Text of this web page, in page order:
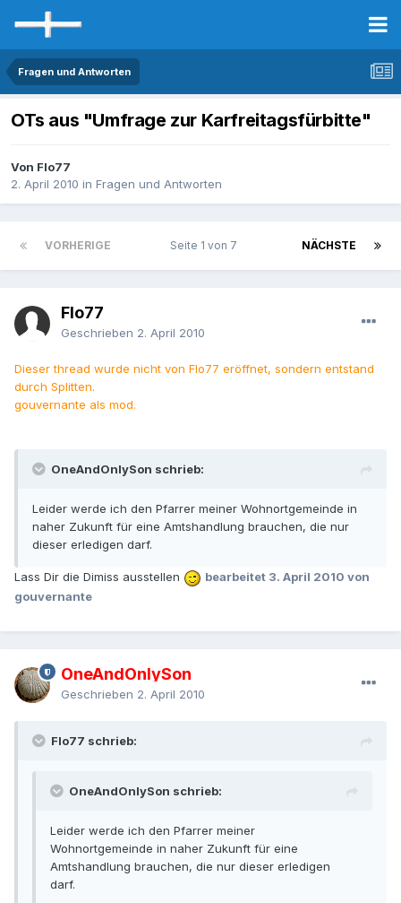
Fragen und Antworten
OTs aus "Umfrage zur Karfreitagsfürbitte"
Von Flo77
2. April 2010 in Fragen und Antworten
VORHERIGE NÄCHSTE
Seite 1 von 7
Flo77
Geschrieben 2. April 2010
Dieser thread wurde nicht von Flo77 eröffnet, sondern entstand
durch Splitten.
gouvernante als mod.
OneAndOnlySon schrieb:
Leider werde ich den Pfarrer meiner Wohnortgemeinde in
naher Zukunft für eine Amtshandlung brauchen, die nur
dieser erledigen darf.
Lass Dir die Dimiss ausstellen bearbeitet 3. April 2010 von
gouvernante
OneAndOnlySon
Geschrieben 2. April 2010
Flo77 schrieb:
OneAndOnlySon schrieb:
Leider werde ich den Pfarrer meiner
Wohnortgemeinde in naher Zukunft für eine
Amtshandlung brauchen, die nur dieser erledigen
darf.